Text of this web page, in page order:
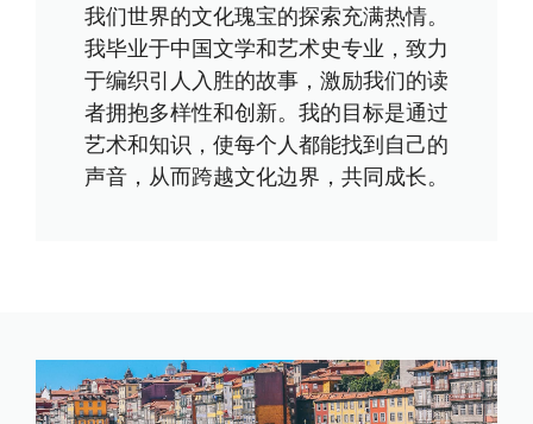
我们世界的文化瑰宝的探索充满热情。
我毕业于中国文学和艺术史专业，致力
于编织引人入胜的故事，激励我们的读
者拥抱多样性和创新。我的目标是通过
艺术和知识，使每个人都能找到自己的
声音，从而跨越文化边界，共同成长。